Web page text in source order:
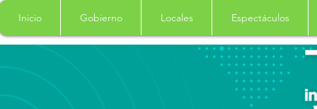
Inicio Gobierno Locales Espectáculos